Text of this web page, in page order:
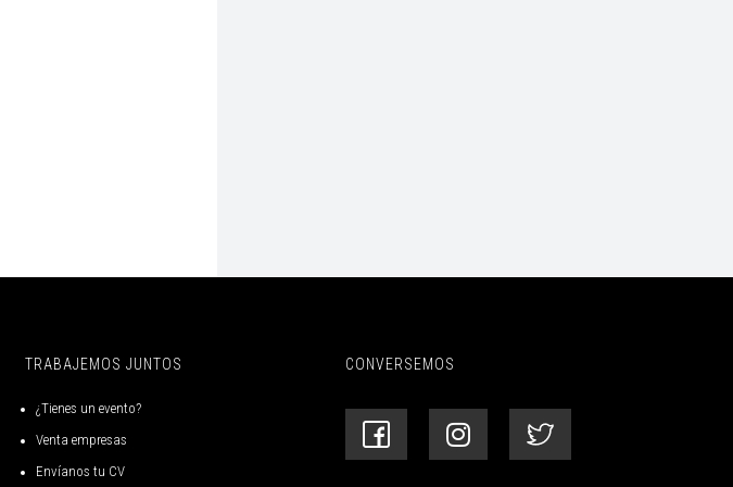
TRABAJEMOS JUNTOS
¿Tienes un evento?
Venta empresas
Envíanos tu CV
CONVERSEMOS